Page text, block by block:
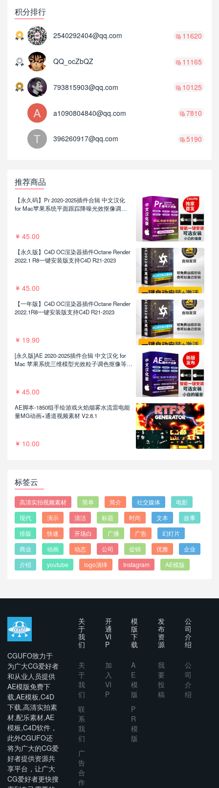
积分排行
2540292404@qq.com 11620
QQ_ocZbQZ 11165
793815903@qq.com 10125
a1090804840@qq.com 7810
396260917@qq.com 5190
推荐商品
【永久码】Pr 2020-2025插件合辑 中文汉化
for Mac苹果系统平面跟踪降噪光效抠像调色
45.00
【永久版】C4D OC渲染器插件Octane Render
2022.1 R8一键安装版支持C4D R21-2023
45.00
【一年版】C4D OC渲染器插件Octane Render
2022.1R8一键安装版支持C4D R21-2023
19.90
[永久版]AE 2020-2025插件合辑 中文汉化 for
Mac 苹果系统三维模型光效粒子调色抠像等插
45.00
AE脚本-1850组手绘游戏火焰烟雾水流雷电能
量MG动画+通道视频素材 V2.8.1
10.00
标签云
高清实拍视频素材 简单 简介 社交媒体
电影
现代
演示 清洁 标题 时尚 文本
故事
排版
快速 开场白 广播 广告
幻灯片
商业
动画 动态 公司 促销 优雅
企业
介绍
youtube logo演绎 Instagram AE模版
CGUFO致力于
为广大CG爱好者
和从业人员提供
AE模版免费下
载,AE模板,C4D
下载,高清实拍素
材,配乐素材,AE
模板,C4D软件，
此外CGUFO还
将为广大的CG爱
好者提供资源共
享平台，让广大
CG爱好者更快搜
关
于
我
们
关
于
我
们
联
系
我
们
广
告
合
作
开
通
VI
P
加
入
VI
P
模
版
下
载
A
E
模
版
P
R
模
版
发
布
资
源
我
要
投
稿
公
司
介
绍
公
司
介
绍